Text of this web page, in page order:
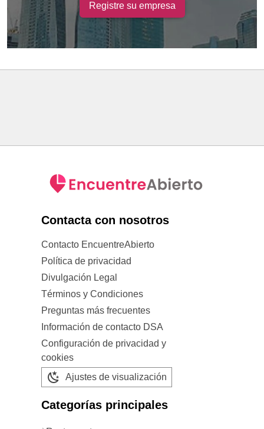
Registre su empresa
Contacta con nosotros
Contacto EncuentreAbierto
Política de privacidad
Divulgación Legal
Términos y Condiciones
Preguntas más frecuentes
Información de contacto DSA
Configuración de privacidad y
cookies
Ajustes de visualización
Categorías principales